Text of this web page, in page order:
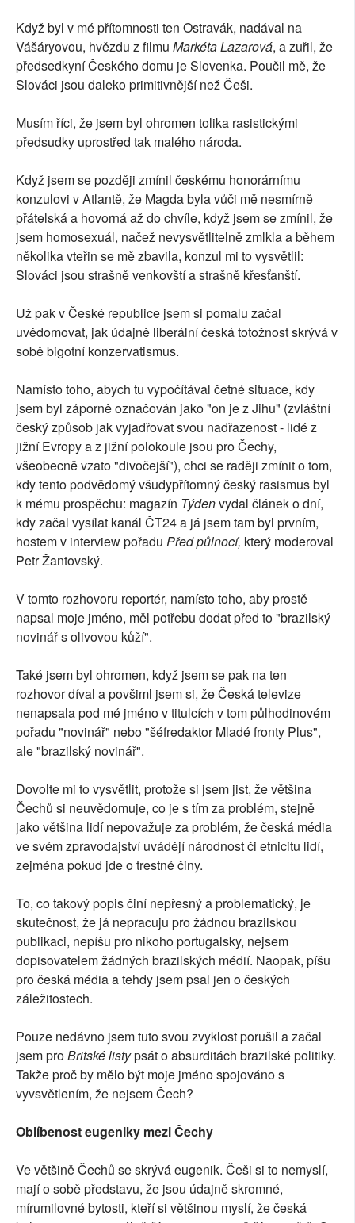
Když byl v mé přítomnosti ten Ostravák, nadával na
Vášáryovou, hvězdu z filmu Markéta Lazarová, a zuřil, že
předsedkyní Českého domu je Slovenka. Poučil mě, že
Slováci jsou daleko primitivnější než Češi.
Musím říci, že jsem byl ohromen tolika rasistickými
předsudky uprostřed tak malého národa.
Když jsem se později zmínil českému honorárnímu
konzulovi v Atlantě, že Magda byla vůči mě nesmírně
přátelská a hovorná až do chvíle, když jsem se zmínil, že
jsem homosexuál, načež nevysvětlitelně zmlkla a během
několika vteřin se mě zbavila, konzul mi to vysvětlil:
Slováci jsou strašně venkovští a strašně křesťanští.
Už pak v České republice jsem si pomalu začal
uvědomovat, jak údajně liberální česká totožnost skrývá v
sobě bigotní konzervatismus.
Namísto toho, abych tu vypočítával četné situace, kdy
jsem byl záporně označován jako "on je z Jihu" (zvláštní
český způsob jak vyjadřovat svou nadřazenost - lidé z
jižní Evropy a z jižní polokoule jsou pro Čechy,
všeobecně vzato "divočejší"), chci se raději zmínit o tom,
kdy tento podvědomý všudypřítomný český rasismus byl
k mému prospěchu: magazín Týdenvydal článek o dní,
kdy začal vysílat kanál ČT24 a já jsem tam byl prvním,
hostem v interview pořadu Před půlnocí, který moderoval
Petr Žantovský.
V tomto rozhovoru reportér, namísto toho, aby prostě
napsal moje jméno, měl potřebu dodat před to "brazilský
novinář s olivovou kůží".
Také jsem byl ohromen, když jsem se pak na ten
rozhovor díval a povšiml jsem si, že Česká televize
nenapsala pod mé jméno v titulcích v tom půlhodinovém
pořadu "novinář" nebo "šéfredaktor Mladé fronty Plus",
ale "brazilský novinář".
Dovolte mi to vysvětlit, protože si jsem jist, že většina
Čechů si neuvědomuje, co je s tím za problém, stejně
jako většina lidí nepovažuje za problém, že česká média
ve svém zpravodajství uvádějí národnost či etnicitu lidí,
zejména pokud jde o trestné činy.
To, co takový popis činí nepřesný a problematický, je
skutečnost, že já nepracuju pro žádnou brazilskou
publikaci, nepíšu pro nikoho portugalsky, nejsem
dopisovatelem žádných brazilských médií. Naopak, píšu
pro česká média a tehdy jsem psal jen o českých
záležitostech.
Pouze nedávno jsem tuto svou zvyklost porušil a začal
jsem proBritské listypsát o absurditách brazilské politiky.
Takže proč by mělo být moje jméno spojováno s
vyvsvětlením, že nejsem Čech?
Oblíbenost eugeniky mezi Čechy
Ve většině Čechů se skrývá eugenik. Češi si to nemyslí,
mají o sobě představu, že jsou údajně skromné,
mírumilovné bytosti, kteří si většinou myslí, že česká